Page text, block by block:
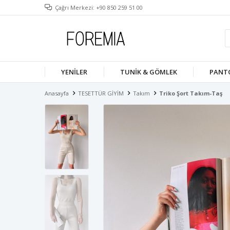
Çağrı Merkezi: +90 850 259 51 00
YENILER TUNIK & GÖMLEK
Anasayfa TESETTÜR GİYİM Takım Triko Şort Takım-Taş